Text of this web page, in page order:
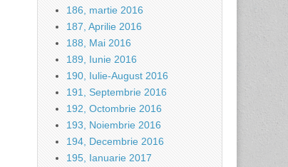
186, martie 2016
187, Aprilie 2016
188, Mai 2016
189, Iunie 2016
190, Iulie-August 2016
191, Septembrie 2016
192, Octombrie 2016
193, Noiembrie 2016
194, Decembrie 2016
195, Ianuarie 2017